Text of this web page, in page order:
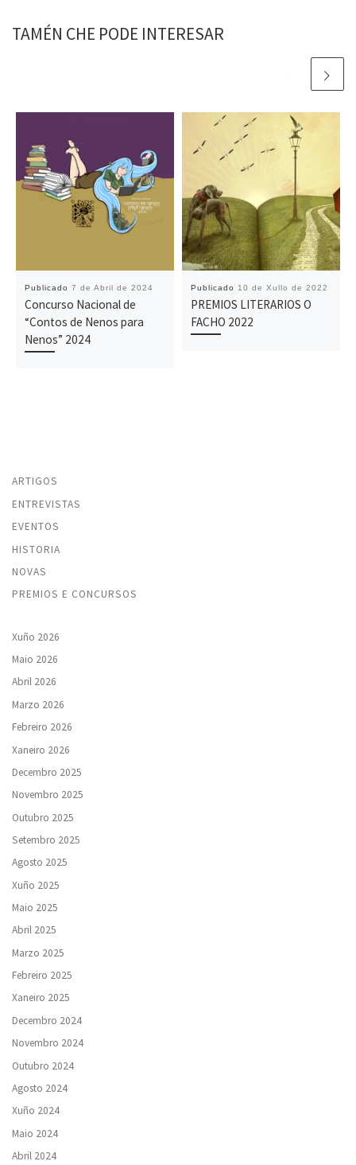
TAMÉN CHE PODE INTERESAR
Publicado 7 de Abril de 2024
Concurso Nacional de
“Contos de Nenos para
Nenos” 2024
Publicado 10 de Xullo de 2022
PREMIOS LITERARIOS O
FACHO 2022
ARTIGOS
ENTREVISTAS
EVENTOS
HISTORIA
NOVAS
PREMIOS E CONCURSOS
Xuño 2026
Maio 2026
Abril 2026
Marzo 2026
Febreiro 2026
Xaneiro 2026
Decembro 2025
Novembro 2025
Outubro 2025
Setembro 2025
Agosto 2025
Xuño 2025
Maio 2025
Abril 2025
Marzo 2025
Febreiro 2025
Xaneiro 2025
Decembro 2024
Novembro 2024
Outubro 2024
Agosto 2024
Xuño 2024
Maio 2024
Abril 2024